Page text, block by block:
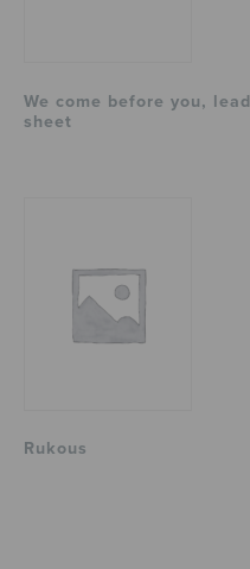
We come before you, lead
sheet
Rukous